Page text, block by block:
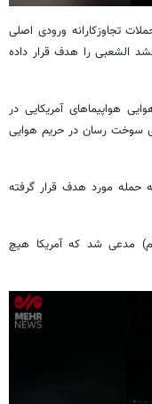
0
seconds
of
15
تجاوزکارانه ورودی اصلی
الشعبی را هدف قرار داده
هواپیماهای آمریکایی در
سوخت رسان در حریم هوایی
حمله مورد هدف قرار گرفته
) مدعی شد که آمریکا هیچ